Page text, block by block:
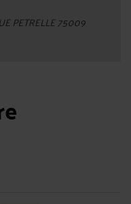
PETRELLE 75009